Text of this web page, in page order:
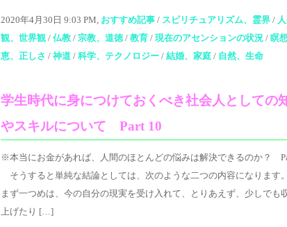
2020年4月30日 9:03 PM, おすすめ記事 / スピリチュアリズム、霊界 /
観、世界観 / 仏教 / 宗教、道徳 / 教育 / 現在のアセンションの状況 / 瞑想
恵、正しさ / 神道 / 科学、テクノロジー / 結婚、家庭 / 自然、生命
学生時代に身につけておくべき社会人としての
やスキルについて Part 10
※本当にお金があれば、人間のほとんどの悩みは解決できるのか？
そうすると単純な結論としては、次のような二つの内容になりま
まず一つめは、今の自分の現実を受け入れて、とりあえず、少しでも
上げたり […]